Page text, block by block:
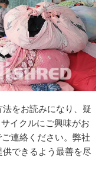
をお読みになり、疑
イクルにご興味がお
連絡ください。弊社
できるよう最善を尽